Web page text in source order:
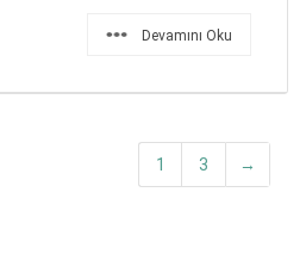
Devamını Oku
1 3 →